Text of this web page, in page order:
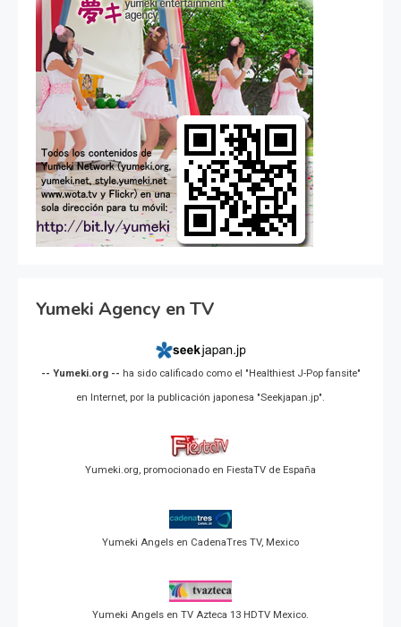
Yumeki Agency en TV
-- Yumeki.org -- ha sido calificado como el "Healthiest J-Pop fansite"
en Internet, por la publicación japonesa "Seekjapan.jp".
Yumeki.org, promocionado en FiestaTV de España
Yumeki Angels en CadenaTres TV, Mexico
Yumeki Angels en TV Azteca 13 HDTV Mexico.